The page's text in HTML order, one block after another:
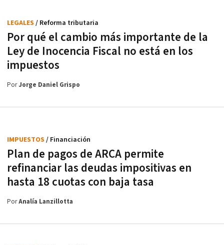
Por qué el cambio más importante de la
Ley de Inocencia Fiscal no está en los
impuestos
LEGALES / Reforma tributaria
PorJorge Daniel Grispo
Plan de pagos de ARCA permite
refinanciar las deudas impositivas en
hasta 18 cuotas con baja tasa
IMPUESTOS / Financiación
PorAnalía Lanzillotta